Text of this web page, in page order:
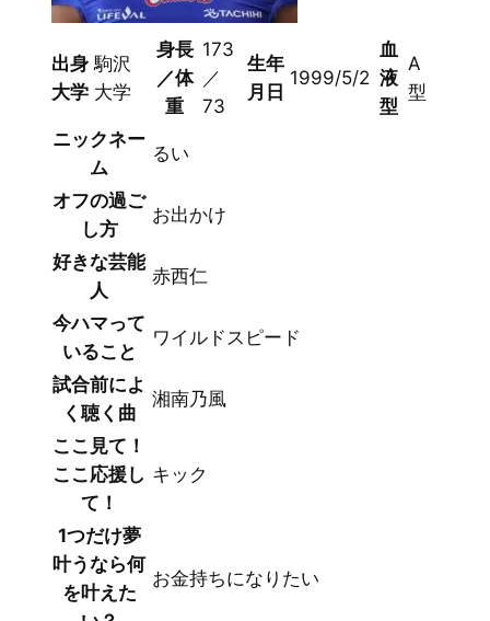
出身
大学
駒沢
大学
身長
／体
重
173
／
73
生年
月日
1999/5/2
血
液
型
A
型
ニックネー
ム
るい
オフの過ご
し方
お出かけ
好きな芸能
人
赤西仁
今ハマって
いること
ワイルドスピード
試合前によ
く聴く曲
湘南乃風
ここ見て！
ここ応援し
て！
キック
1つだけ夢
叶うなら何
を叶えた
お金持ちになりたい